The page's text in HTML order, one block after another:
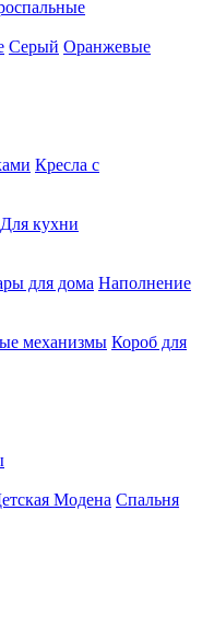
Серый Оранжевые
Кресла с
Для кухни
для дома Наполнение
механизмы Короб для
Модена Спальня